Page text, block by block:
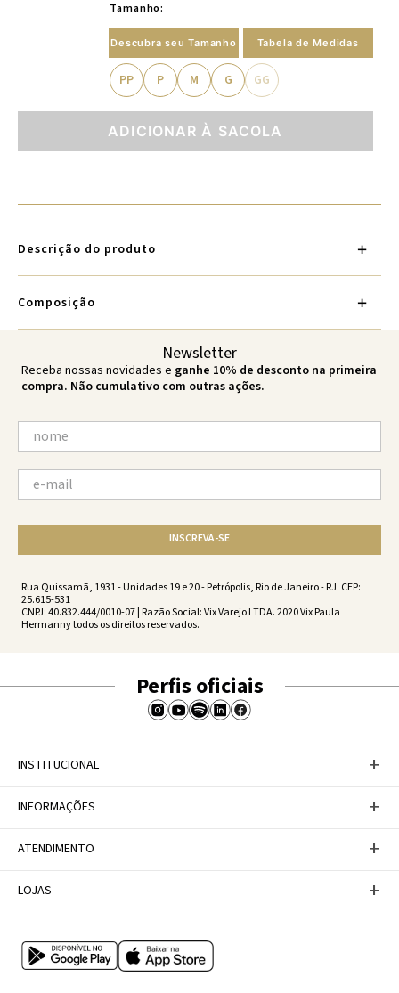
Tamanho:
Descubra seu Tamanho Tabela de Medidas
PP P M G GG
ADICIONAR À SACOLA
Descrição do produto
Composição
Newsletter
Receba nossas novidades e ganhe 10% de desconto na primeira
compra. Não cumulativo com outras ações.
INSCREVA-SE
Rua Quissamã, 1931 - Unidades 19 e 20 - Petrópolis, Rio de Janeiro - RJ. CEP:
25.615-531
CNPJ: 40.832.444/0010-07 | Razão Social: Vix Varejo LTDA. 2020 Vix Paula
Hermanny todos os direitos reservados.
Perfis oficiais
INSTITUCIONAL +
A Marca
Trabalhe conosco
INFORMAÇÕES +
Política de Privacidade
Tabela de Medidas
ATENDIMENTO +
Personal Shopper
LOJAS +
Multimarcas